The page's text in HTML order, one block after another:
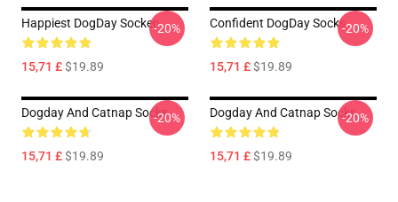
Happiest DogDay Socken
15,71 £$19.89
-20% Confident DogDay Socks
15,71 £$19.89
-20%
Dogday And Catnap Socks
15,71 £$19.89
-20% Dogday And Catnap Socks
15,71 £$19.89
-20%